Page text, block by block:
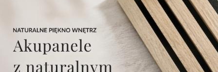
Wybierz coś dla siebie z naszej aktualnej oferty lub
zaloguj się, aby przywrócić dodane produkty do listy
z poprzedniej sesji.